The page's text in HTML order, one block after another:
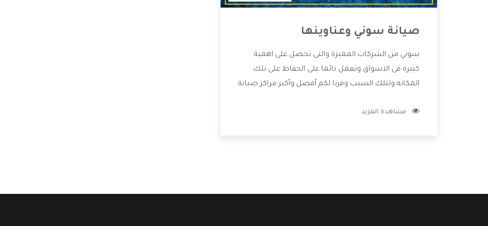
صيانة سوني وعناوينها
سوني من الشركات المميزة والتى تحصل على اهمية
كبيرة فى الاسواق وتعمل دائما على الحفاظ على تلك
المكانه ولتلك السبب وفرنا لكم أفضل وأكبر مراكز صيانة
ويستطيع القيام بتصليح جميع المنتجات دون اى ازعاج
مشاهدة المزيد